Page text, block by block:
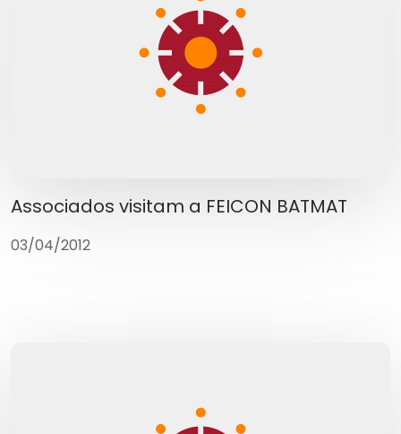
Associados visitam a FEICON BATMAT
03/04/2012